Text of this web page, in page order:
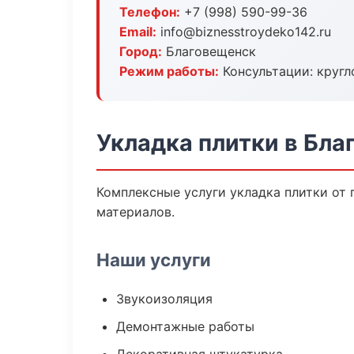
Телефон: +7 (998) 590-99-36
Email: info@biznesstroydeko142.ru
Город: Благовещенск
Режим работы: Консультации:
Укладка плитки в
Комплексные услуги укладка плитки
материалов.
Наши услуги
Звукоизоляция
Демонтажные работы